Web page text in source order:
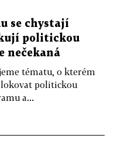
se chystají
politickou
nečekaná
tématu, o kterém
politickou
a...